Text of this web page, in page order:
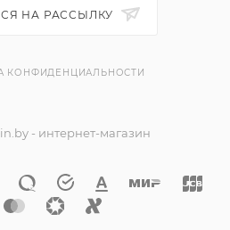
НА РАССЫЛКУ
КОНФИДЕНЦИАЛЬНОСТИ
- интернет-магазин